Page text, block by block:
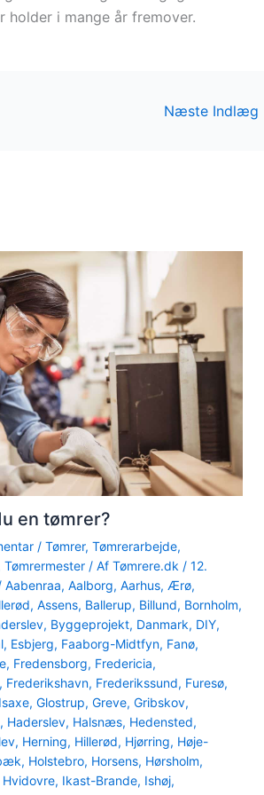
holder i mange år fremover.
Næste Indlæg
en tømrer?
/ Tømrer, Tømrerarbejde,
Tømrermester/ Af Tømrere.dk / 12.
Aabenraa, Aalborg, Aarhus, Ærø,
, Assens, Ballerup, Billund, Bornholm,
, Byggeprojekt, Danmark, DIY,
, Esbjerg, Faaborg-Midtfyn, Fanø,
, Fredensborg, Fredericia,
, Frederikshavn, Frederikssund, Furesø,
, Glostrup, Greve, Gribskov,
, Haderslev, Halsnæs, Hedensted,
, Herning, Hillerød, Hjørring, Høje-
, Holstebro, Horsens, Hørsholm,
Hvidovre, Ikast-Brande, Ishøj,